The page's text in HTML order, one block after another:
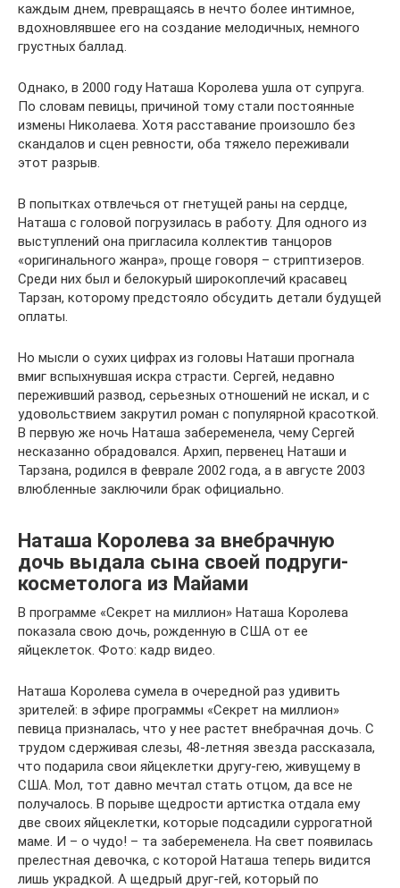
каждым днем, превращаясь в нечто более интимное,
вдохновлявшее его на создание мелодичных, немного
грустных баллад.
Однако, в 2000 году Наташа Королева ушла от супруга.
По словам певицы, причиной тому стали постоянные
измены Николаева. Хотя расставание произошло без
скандалов и сцен ревности, оба тяжело переживали
этот разрыв.
В попытках отвлечься от гнетущей раны на сердце,
Наташа с головой погрузилась в работу. Для одного из
выступлений она пригласила коллектив танцоров
«оригинального жанра», проще говоря – стриптизеров.
Среди них был и белокурый широкоплечий красавец
Тарзан, которому предстояло обсудить детали будущей
оплаты.
Но мысли о сухих цифрах из головы Наташи прогнала
вмиг вспыхнувшая искра страсти. Сергей, недавно
переживший развод, серьезных отношений не искал, и с
удовольствием закрутил роман с популярной красоткой.
В первую же ночь Наташа забеременела, чему Сергей
несказанно обрадовался. Архип, первенец Наташи и
Тарзана, родился в феврале 2002 года, а в августе 2003
влюбленные заключили брак официально.
Наташа Королева за внебрачную
дочь выдала сына своей подруги-
косметолога из Майами
В программе «Секрет на миллион» Наташа Королева
показала свою дочь, рожденную в США от ее
яйцеклеток. Фото: кадр видео.
Наташа Королева сумела в очередной раз удивить
зрителей: в эфире программы «Секрет на миллион»
певица призналась, что у нее растет внебрачная дочь. С
трудом сдерживая слезы, 48-летняя звезда рассказала,
что подарила свои яйцеклетки другу-гею, живущему в
США. Мол, тот давно мечтал стать отцом, да все не
получалось. В порыве щедрости артистка отдала ему
две своих яйцеклетки, которые подсадили суррогатной
маме. И – о чудо! – та забеременела. На свет появилась
прелестная девочка, с которой Наташа теперь видится
лишь украдкой. А щедрый друг-гей, который по